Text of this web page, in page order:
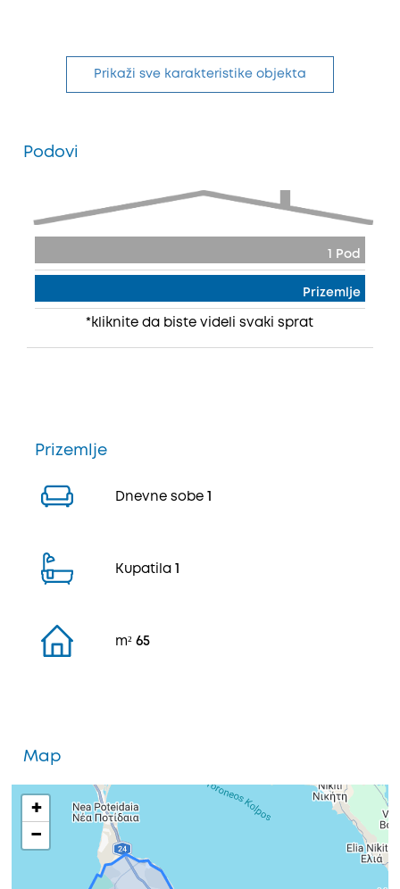
Prikaži sve karakteristike objekta
Podovi
1 Pod
Prizemlje
*kliknite da biste videli svaki sprat
Prizemlje
Dnevne sobe
Kupatila
m² 65
Map
+
−